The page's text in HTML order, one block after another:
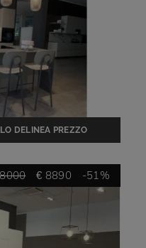
DELINEA PREZZO
€ 8890 -51%